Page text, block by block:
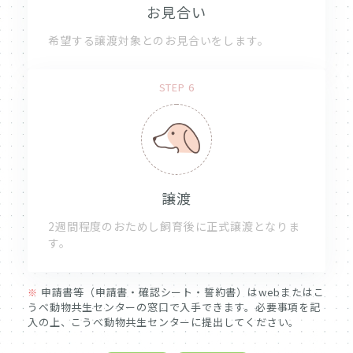
お見合い
希望する譲渡対象とのお見合いをします。
STEP 6
譲渡
2週間程度のおためし飼育後に正式譲渡となりま
す。
※ 申請書等（申請書・確認シート・誓約書）はwebまたはこ
うべ動物共生センターの窓口で入手できます。必要事項を記
入の上、こうべ動物共生センターに提出してください。